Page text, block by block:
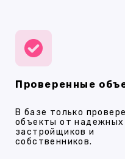
Проверенные
В базе только
объекты от надежных
застройщиков и
собственников.